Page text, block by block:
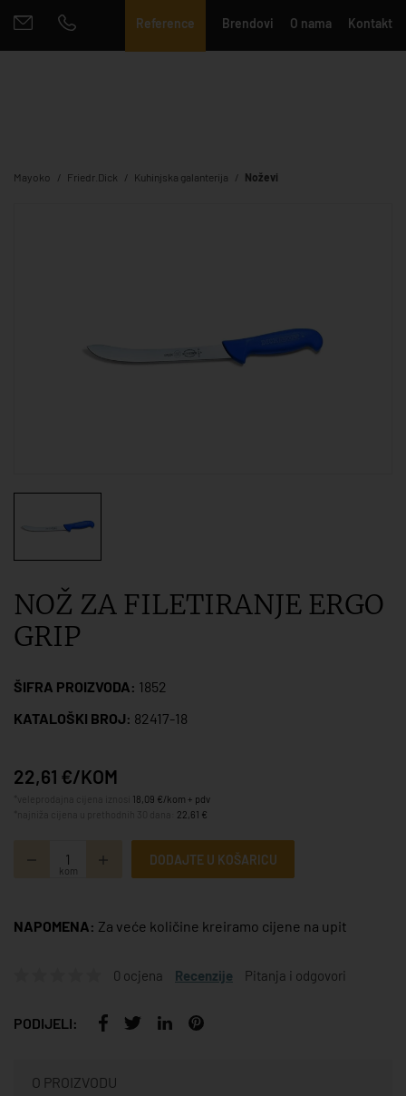
Reference Brendovi O nama Kontakt
Mayoko Friedr.Dick Kuhinjska galanterija Noževi
NOŽ ZA FILETIRANJE ERGO
GRIP
ŠIFRA PROIZVODA: 1852
KATALOŠKI BROJ: 82417-18
22,61 €/KOM
18,09 €/kom + pdv
22,61 €
kom
DODAJTE U KOŠARICU
NAPOMENA: Za veće količine kreiramo cijene na upit
0 ocjena Recenzije Pitanja i odgovori
PODIJELI:
O PROIZVODU